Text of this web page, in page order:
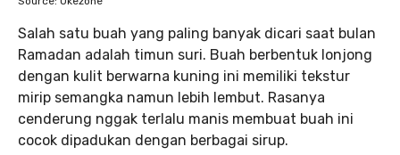
Salah satu buah yang paling banyak dicari saat bulan
Ramadan adalah timun suri. Buah berbentuk lonjong
dengan kulit berwarna kuning ini memiliki tekstur
mirip semangka namun lebih lembut. Rasanya
cenderung nggak terlalu manis membuat buah ini
cocok dipadukan dengan berbagai sirup.